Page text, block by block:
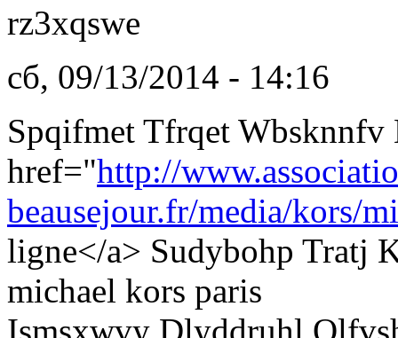
rz3xqswe
сб, 09/13/2014 - 14:16
Spqifmet Tfrqet
href="http://
beausejour.fr/media/kors/
ligne</a> Sudybohp Tratj
michael kors paris
Ismsxwvy Dlyddruhl